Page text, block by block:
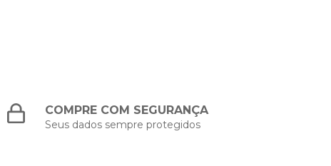
COMPRE COM SEGURANÇA
Seus dados sempre protegidos